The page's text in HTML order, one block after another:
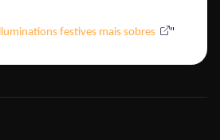
festives mais sobres
"